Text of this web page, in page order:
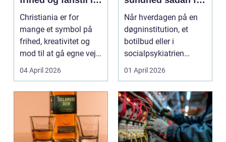
ét
Christiania er for
mange et symbol på
frihed, kreativitet og
mod til at gå egne veje.
Den samme ånd ...
04 April 2026
du den rette hjælp
Når hverdagen på en
døgninstitution, et
botilbud eller i
socialpsykiatrien
pludselig ændrer sig,
01 April 2026